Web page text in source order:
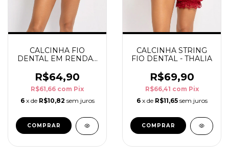
CALCINHA FIO
DENTAL EM RENDA -
R$64,90
R$61,66 com Pix
6 x de R$10,82 sem juros
COMPRAR
CALCINHA STRING
FIO DENTAL - THALIA
R$69,90
R$66,41 com Pix
6 x de R$11,65 sem juros
COMPRAR